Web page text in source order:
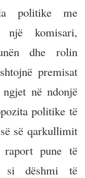
politike me
një komisari,
dhe rolin
premisat
në ndonjë
politike të
së qarkullimit
pune të
si dëshmi të